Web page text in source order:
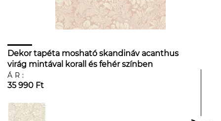
Dekor tapéta mosható skandináv acanthus
virág mintával korall és fehér színben
ÁR:
35 990 Ft